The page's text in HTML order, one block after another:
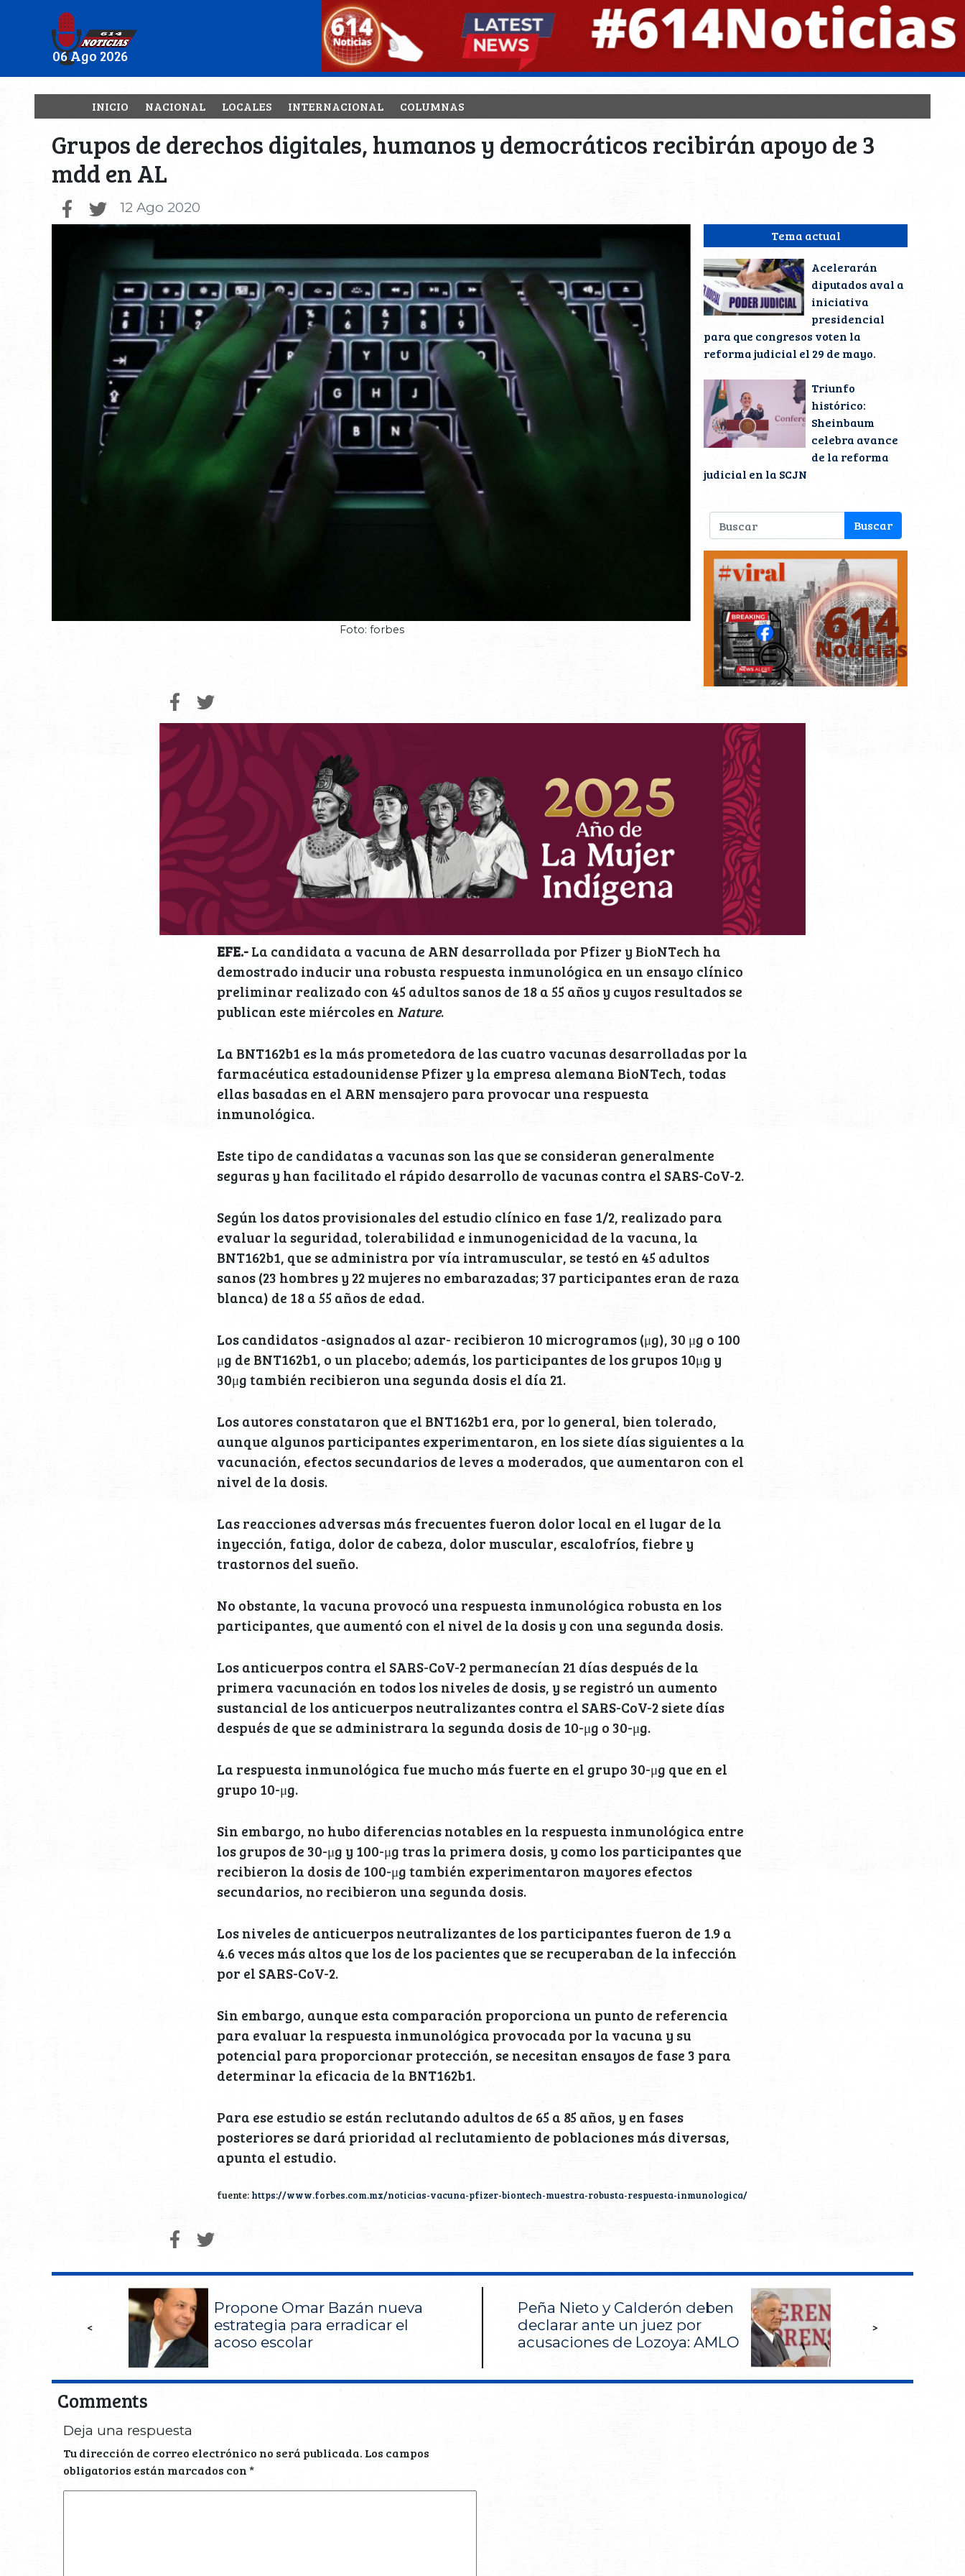
06 Ago 2026
INICIO NACIONAL LOCALES INTERNACIONAL COLUMNAS
Grupos de derechos digitales, humanos y democráticos recibirán apoyo de 3
mdd en AL
12 Ago 2020
Foto: forbes
Tema actual
Acelerarán
diputados aval a
iniciativa
presidencial
para que congresos voten la
reforma judicial el 29 de mayo.
Triunfo
histórico:
Sheinbaum
celebra avance
de la reforma
judicial en la SCJN
EFE.-La candidata a vacuna de ARN desarrollada por Pfizer y BioNTech ha
demostrado inducir una robusta respuesta inmunológica en un ensayo clínico
preliminar realizado con 45 adultos sanos de 18 a 55 años y cuyos resultados se
publican este miércoles enNature.
La BNT162b1 es la más prometedora de las cuatro vacunas desarrolladas por la
farmacéutica estadounidense Pfizer y la empresa alemana BioNTech, todas
ellas basadas en el ARN mensajero para provocar una respuesta
inmunológica.
Este tipo de candidatas a vacunas son las que se consideran generalmente
seguras y han facilitado el rápido desarrollo de vacunas contra el SARS-CoV-2.
Según los datos provisionales del estudio clínico en fase 1/2, realizado para
evaluar la seguridad, tolerabilidad e inmunogenicidad de la vacuna, la
BNT162b1, que se administra por vía intramuscular, se testó en 45 adultos
sanos (23 hombres y 22 mujeres no embarazadas; 37 participantes eran de raza
blanca) de 18 a 55 años de edad.
Los candidatos -asignados al azar- recibieron 10 microgramos (μg), 30 μg o 100
μg de BNT162b1, o un placebo; además, los participantes de los grupos 10μg y
30μg también recibieron una segunda dosis el día 21.
Los autores constataron que el BNT162b1 era, por lo general, bien tolerado,
aunque algunos participantes experimentaron, en los siete días siguientes a la
vacunación, efectos secundarios de leves a moderados, que aumentaron con el
nivel de la dosis.
Las reacciones adversas más frecuentes fueron dolor local en el lugar de la
inyección, fatiga, dolor de cabeza, dolor muscular, escalofríos, fiebre y
trastornos del sueño.
No obstante, la vacuna provocó una respuesta inmunológica robusta en los
participantes, que aumentó con el nivel de la dosis y con una segunda dosis.
Los anticuerpos contra el SARS-CoV-2 permanecían 21 días después de la
primera vacunación en todos los niveles de dosis, y se registró un aumento
sustancial de los anticuerpos neutralizantes contra el SARS-CoV-2 siete días
después de que se administrara la segunda dosis de 10-μg o 30-μg.
La respuesta inmunológica fue mucho más fuerte en el grupo 30-μg que en el
grupo 10-μg.
Sin embargo, no hubo diferencias notables en la respuesta inmunológica entre
los grupos de 30-μg y 100-μg tras la primera dosis, y como los participantes que
recibieron la dosis de 100-μg también experimentaron mayores efectos
secundarios, no recibieron una segunda dosis.
Los niveles de anticuerpos neutralizantes de los participantes fueron de 1.9 a
4.6 veces más altos que los de los pacientes que se recuperaban de la infección
por el SARS-CoV-2.
Sin embargo, aunque esta comparación proporciona un punto de referencia
para evaluar la respuesta inmunológica provocada por la vacuna y su
potencial para proporcionar protección, se necesitan ensayos de fase 3 para
determinar la eficacia de la BNT162b1.
Para ese estudio se están reclutando adultos de 65 a 85 años, y en fases
posteriores se dará prioridad al reclutamiento de poblaciones más diversas,
apunta el estudio.
fuente: https://www.forbes.com.mx/noticias-vacuna-pfizer-biontech-muestra-robusta-respuesta-inmunologica/
<
Propone Omar Bazán nueva
estrategia para erradicar el
acoso escolar
Peña Nieto y Calderón deben
declarar ante un juez por
acusaciones de Lozoya: AMLO
>
Comments
Deja una respuesta
Tu dirección de correo electrónico no será publicada. Los campos
obligatorios están marcados con*